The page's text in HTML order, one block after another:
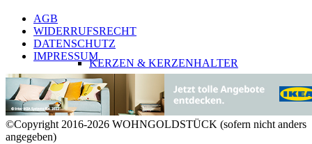
KERZEN & KERZENHALTER
AGB
WIDERRUFSRECHT
DATENSCHUTZ
IMPRESSUM
©Copyright 2016-2026 WOHNGOLDSTÜCK (sofern nicht anders
angegeben)